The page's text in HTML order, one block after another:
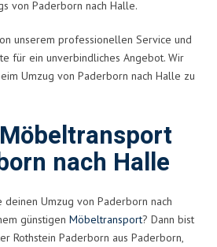
von Paderborn nach Halle.
unserem professionellen Service und
für ein unverbindliches Angebot. Wir
Umzug von Paderborn nach Halle zu
nach Halle
Umzug von Paderborn nach
günstigen Möbeltransport? Dann bist
Rothstein Paderborn aus Paderborn,